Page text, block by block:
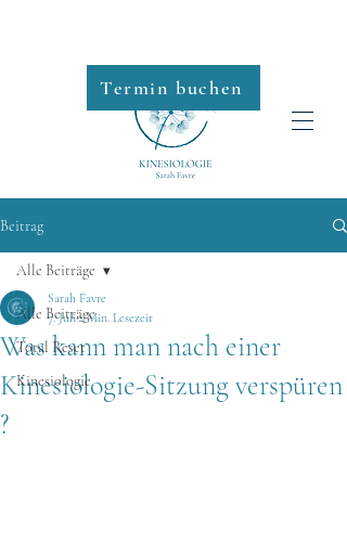
Roll-on
Termin buchen
Beitrag
Alle Beiträge
Total Reset
Kinesiologie
Alle Beiträge
Was kann man nach einer
Kinesiologie-Sitzung verspüren
?
Sarah Favre
7. Juli2 Min. Lesezeit